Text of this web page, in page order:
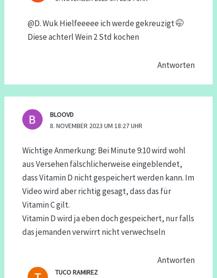
@D. Wuk Hielfeeeee ich werde gekreuzigt 🤭
Diese achterl Wein 2 Std kochen
Antworten
BLOOVD
8. NOVEMBER 2023 UM 18:27 UHR
Wichtige Anmerkung: Bei Minute 9:10 wird wohl
aus Versehen fälschlicherweise eingeblendet,
dass Vitamin D nicht gespeichert werden kann. Im
Video wird aber richtig gesagt, dass das für
Vitamin C gilt.
Vitamin D wird ja eben doch gespeichert, nur falls
das jemanden verwirrt nicht verwechseln
Antworten
TUCO RAMIREZ